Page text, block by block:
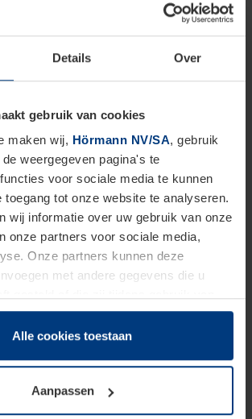
Details Over
gebruik van cookies
maken wij, Hörmann NV/SA, gebruik
weergegeven pagina's te
voor sociale media te kunnen
toegang tot onze website te analyseren.
wij informatie over uw gebruik van onze
onze partners voor sociale media,
Onze partners kunnen deze
met andere gegevens die u
verzameld.
wij het recht om cookies op uw
absoluut vereist is. Voor alle andere
is uw toestemming benodigd. Uw
u op elk moment bij de uitleg van de
Alle cookies toestaan
Aanpassen